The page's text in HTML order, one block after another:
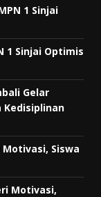
1 Sinjai
1 Sinjai Optimis
Gelar
Kedisiplinan
Siswa
Motivasi,